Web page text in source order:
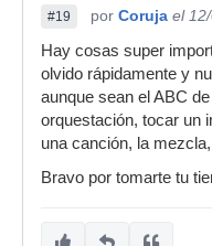
#19 por Coruja el
Hay cosas super
olvido rápidamente y
aunque sean el ABC
orquestación, tocar un
una canción, la
Bravo por tomarte tu